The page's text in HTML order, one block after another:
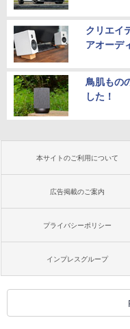
クリエイ
アオーデ
鳥肌もの
した！
本サイトのご利用について
広告掲載のご案内
プライバシーポリシー
インプレスグループ